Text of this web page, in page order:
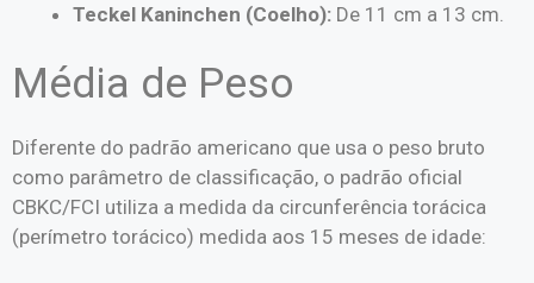
Teckel Kaninchen (Coelho): De 11 cm a 13 cm.
Média de Peso
Diferente do padrão americano que usa o peso bruto
como parâmetro de classificação, o padrão oficial
CBKC/FCI utiliza a medida da circunferência torácica
(perímetro torácico) medida aos 15 meses de idade: